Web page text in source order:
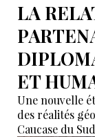
LA
ET
Une nouvelle
des réalités
Caucase du